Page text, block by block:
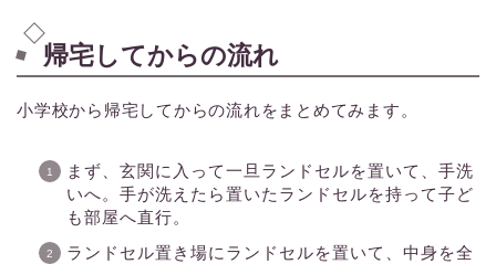
帰宅してからの流れ
小学校から帰宅してからの流れをまとめてみます。
まず、玄関に入って一旦ランドセルを置いて、手洗
いへ。手が洗えたら置いたランドセルを持って子ど
も部屋へ直行。
ランドセル置き場にランドセルを置いて、中身を全